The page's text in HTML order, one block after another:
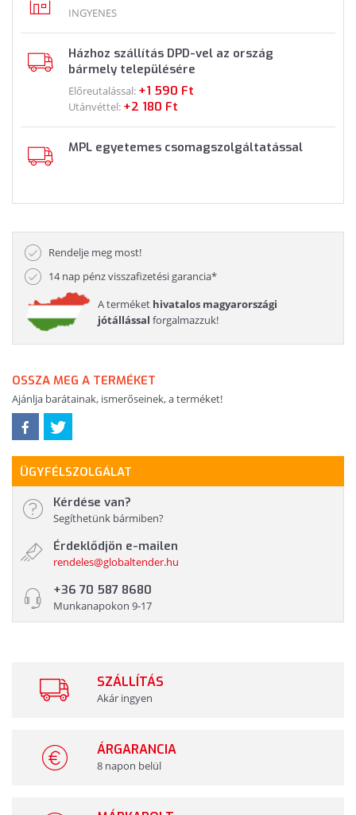
INGYENES
Házhoz szállítás DPD-vel az ország
bármely településére
Előreutalással: +1 590 Ft
Utánvéttel: +2 180 Ft
MPL egyetemes csomagszolgáltatással
Rendelje meg most!
14 nap pénz visszafizetési garancia*
A terméket hivatalos magyarországi
jótállással forgalmazzuk!
OSSZA MEG A TERMÉKET
Ajánlja barátainak, ismerőseinek, a terméket!
ÜGYFÉLSZOLGÁLAT
Kérdése van?
Segíthetünk bármiben?
Érdeklődjön e-mailen
rendeles@globaltender.hu
+36 70 587 8680
Munkanapokon 9-17
SZÁLLÍTÁS
Akár ingyen
ÁRGARANCIA
8 napon belül